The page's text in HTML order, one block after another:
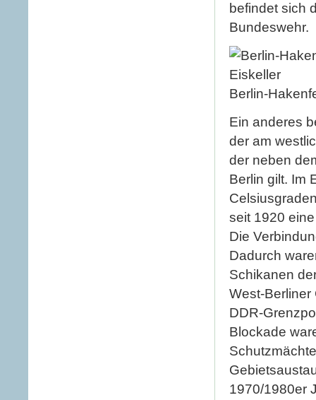
befindet sich
Bundeswehr.
Berlin-
Ein anderes
der am
der neben
Berlin gilt. Im
seit 1920
Die
Dadurch
Schikanen
West-
DDR-
Blockade
1970/1980er